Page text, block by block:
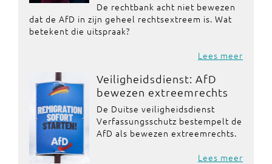
De rechtbank acht niet bewezen
dat de AfD in zijn geheel rechtsextreem is. Wat
betekent die uitspraak?
Lees meer
Veiligheidsdienst: AfD
bewezen extreemrechts
De Duitse veiligheidsdienst
Verfassungsschutz bestempelt de
AfD als bewezen extreemrechts.
Lees meer